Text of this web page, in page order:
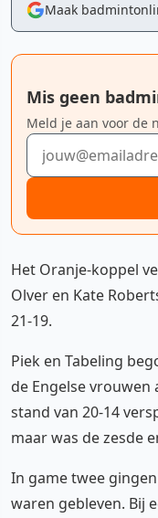
Maak
Mis geen
Meld je aan voor de
E-mailadres
Het Oranje-koppel
Olver en Kate
21-19.
Piek en Tabeling
de Engelse vrouwen
stand van 20-14
maar was de zesde
In game twee
waren gebleven. Bij